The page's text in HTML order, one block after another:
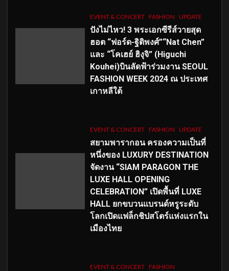
EVENT & CONCERT FASHION UPDATE
ปังไม่ไหว! 3 พระเอกซีรีส์วายสุด
ฮอต “ฟอร์ด-ฐิติพงศ์”“Nat Chen”
และ “โคเฮย์ ฮิงุจิ” (Higuchi
Kouhei)บินลัดฟ้าร่วมงาน SEOUL
FASHION WEEK 2024 ณ ประเทศ
เกาหลีใต้
EVENT & CONCERT FASHION UPDATE
สยามพารากอน ครองความเป็นที่
หนึ่งของ LUXURY DESTINATION
จัดงาน “SIAM PARAGON THE
LUXE HALL OPENING
CELEBRATION” เปิดพื้นที่ LUXE
HALL ยกขบวนแบรนด์หรูระดับ
โลกเปิดแฟล็กชิปสโตร์แห่งแรกใน
เมืองไทย
EVENT & CONCERT FASHION